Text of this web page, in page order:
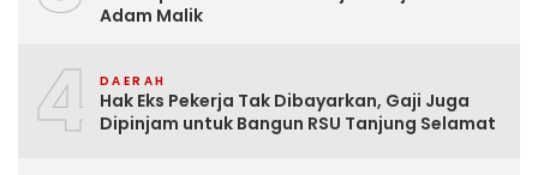
Adam Malik
4 DAERAH
Hak Eks Pekerja Tak Dibayarkan, Gaji Juga
Dipinjam untuk Bangun RSU Tanjung Selamat